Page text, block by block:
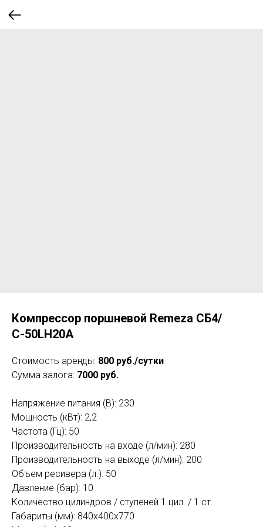
Компрессор поршневой Remeza СБ4/
С-50LH20A
Стоимость аренды: 800 руб./сутки
Сумма залога: 7000 руб.
Напряжение питания (В): 230
Мощность (кВт): 2,2
Частота (Гц): 50
Производительность на входе (л/мин): 280
Производительность на выходе (л/мин): 200
Объем ресивера (л.): 50
Давление (бар): 10
Количество цилиндров / ступеней 1 цил. / 1 ст.
Габариты (мм): 840x400x770